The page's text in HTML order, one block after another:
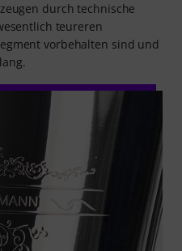
durch technische
teureren
vorbehalten sind und